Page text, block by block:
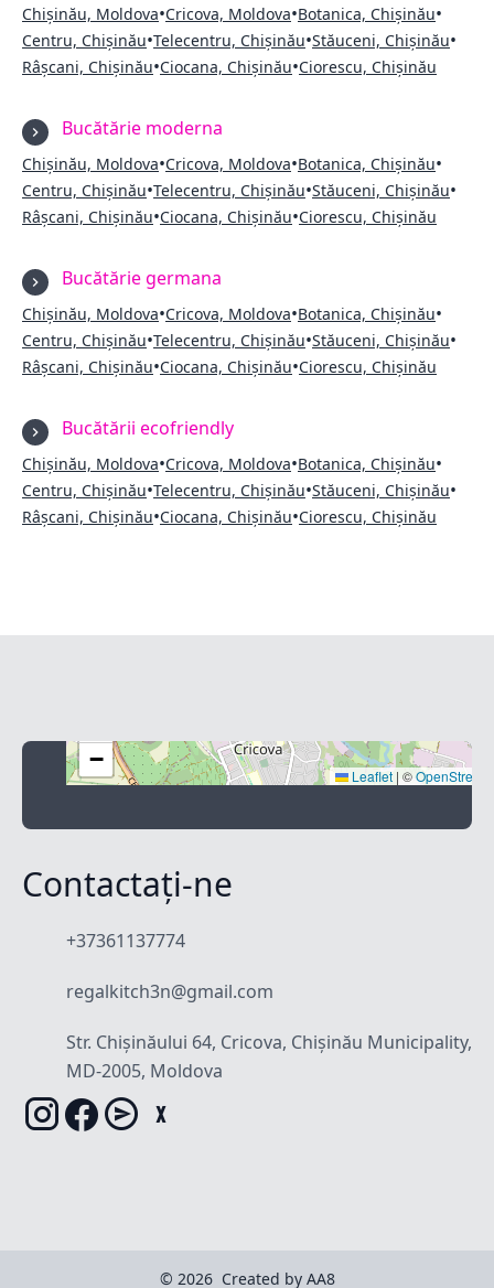
Chișinău, Moldova•Cricova, Moldova•Botanica, Chișinău•
Centru, Chișinău•Telecentru, Chișinău•Stăuceni, Chișinău•
Râșcani, Chișinău•Ciocana, Chișinău•Ciorescu, Chișinău
Bucătărie moderna
Chișinău, Moldova•Cricova, Moldova•Botanica, Chișinău•
Centru, Chișinău•Telecentru, Chișinău•Stăuceni, Chișinău•
Râșcani, Chișinău•Ciocana, Chișinău•Ciorescu, Chișinău
Bucătărie germana
Chișinău, Moldova•Cricova, Moldova•Botanica, Chișinău•
Centru, Chișinău•Telecentru, Chișinău•Stăuceni, Chișinău•
Râșcani, Chișinău•Ciocana, Chișinău•Ciorescu, Chișinău
Bucătării ecofriendly
Chișinău, Moldova•Cricova, Moldova•Botanica, Chișinău•
Centru, Chișinău•Telecentru, Chișinău•Stăuceni, Chișinău•
Râșcani, Chișinău•Ciocana, Chișinău•Ciorescu, Chișinău
−
Leaflet | ©
Contactați-ne
+37361137774
regalkitch3n@gmail.com
Str. Chișinăului 64, Cricova, Chișinău Municipality,
MD-2005, Moldova
© 2026 Created by AA8